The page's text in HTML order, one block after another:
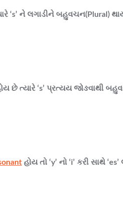
‘s’ ને લગાડીને બહુવચન(Plural)
છે ત્યારે ‘s’ પ્રત્યય જોઙવાથી
હોય તો ‘y’ નો ‘i’ કરી સાથે